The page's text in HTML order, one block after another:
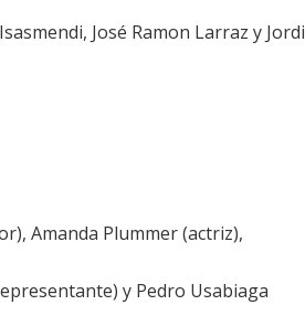
José Ramon Larraz y Jordi
Amanda Plummer(actriz),
y Pedro Usabiaga